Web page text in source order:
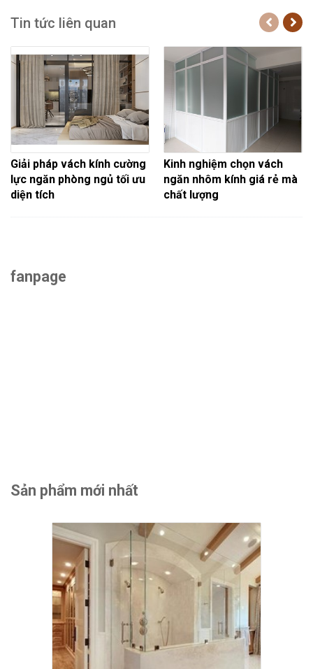
Tin tức liên quan
Giải pháp vách kính cường
lực ngăn phòng ngủ tối ưu
diện tích
Kinh nghiệm chọn vách
ngăn nhôm kính giá rẻ mà
chất lượng
fanpage
Sản phẩm mới nhất